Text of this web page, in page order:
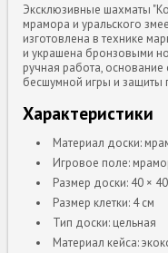
Эксклюзивные шахматы
мрамора и уральского
изготовлена в технике
и украшена бронзовыми
ручная работа,
бесшумной игры и защиты
Характеристики
Материал доски:
Игровое поле:
Размер доски: 40 ×
Размер клетки: 4 см
Тип доски: цельная
Материал кейса: